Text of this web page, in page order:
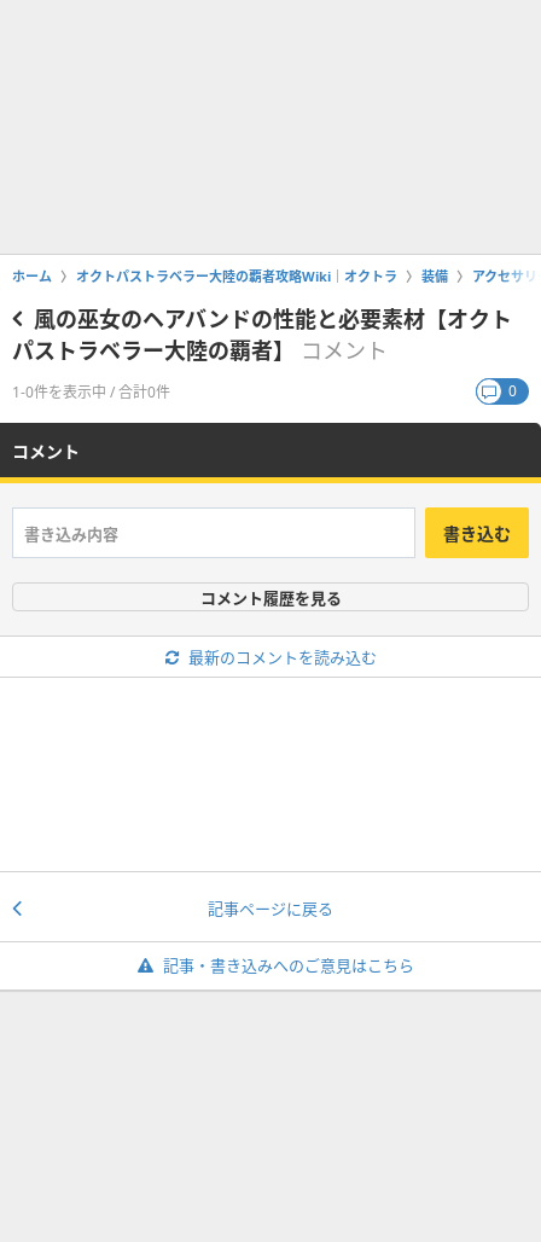
ホーム オクトパストラベラー大陸の覇者攻略Wiki｜オクトラ 装備 アクセサリ
風の巫女のヘアバンドの性能と必要素材【オクト
パストラベラー大陸の覇者】
コメント
1-0件を表示中 / 合計0件 0
コメント
書き込む
コメント履歴を見る
最新のコメントを読み込む
記事ページに戻る
記事・書き込みへのご意見はこちら